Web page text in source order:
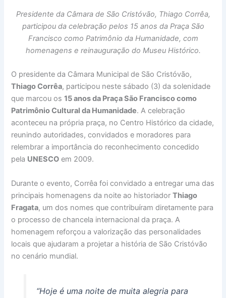
Presidente da Câmara de São Cristóvão, Thiago Corrêa,
participou da celebração pelos 15 anos da Praça São
Francisco como Patrimônio da Humanidade, com
homenagens e reinauguração do Museu Histórico.
O presidente da Câmara Municipal de São Cristóvão,
Thiago Corrêa, participou neste sábado (3) da solenidade
que marcou os15 anos da Praça São Francisco como
Patrimônio Cultural da Humanidade. A celebração
aconteceu na própria praça, no Centro Histórico da cidade,
reunindo autoridades, convidados e moradores para
relembrar a importância do reconhecimento concedido
pela UNESCO em 2009.
Durante o evento, Corrêa foi convidado a entregar uma das
principais homenagens da noite ao historiadorThiago
Fragata, um dos nomes que contribuíram diretamente para
o processo de chancela internacional da praça. A
homenagem reforçou a valorização das personalidades
locais que ajudaram a projetar a história de São Cristóvão
no cenário mundial.
“Hoje é uma noite de muita alegria para